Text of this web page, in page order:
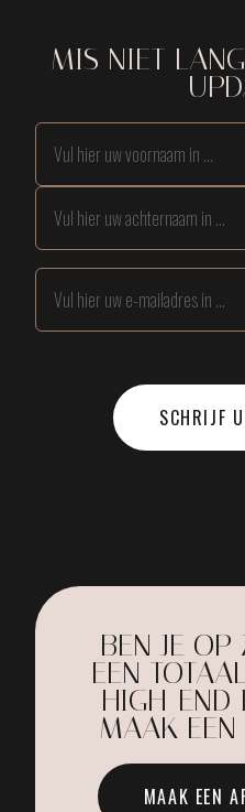
MIS NIET
SCHRIJF
BEN JE
EEN
HIGH-END
MAAK
MAAK EEN